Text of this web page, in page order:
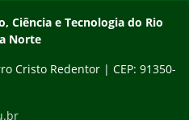
Ciência e Tecnologia do Rio
Norte
Cristo Redentor | CEP: 91350-